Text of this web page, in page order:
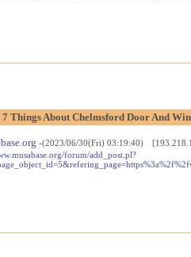
7 Things About Chelmsford Door And
-(2023/06/30(Fri) 03:19:40)
forum/add_post.pl?